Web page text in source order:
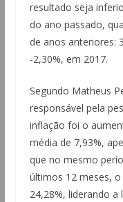
resultado seja
do ano passado,
de anos anteriores:
-2,30%, em 2017.
Segundo Matheus
responsável pela
inflação foi o
média de 7,93%,
que no mesmo
últimos 12 meses,
24,28%, liderando